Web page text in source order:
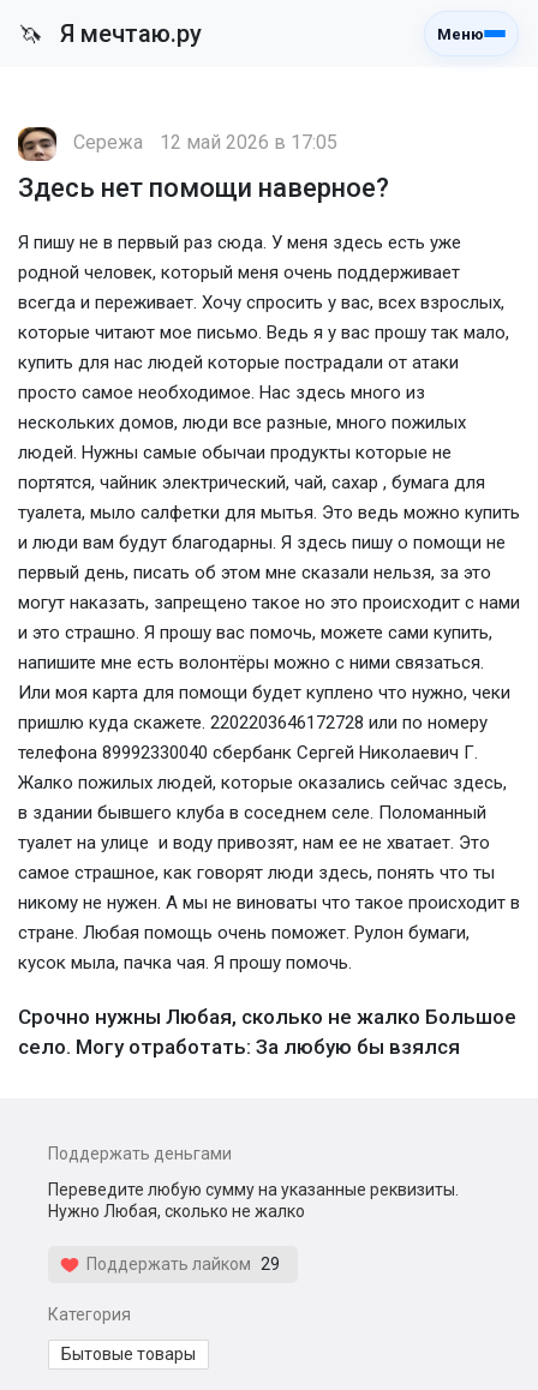
🦄 Я мечтаю.ру Меню
Сережа 12 май 2026 в 17:05
Здесь нет помощи наверное?
Я пишу не в первый раз сюда. У меня здесь есть уже
родной человек, который меня очень поддерживает
всегда и переживает. Хочу спросить у вас, всех взрослых,
которые читают мое письмо. Ведь я у вас прошу так мало,
купить для нас людей которые пострадали от атаки
просто самое необходимое. Нас здесь много из
нескольких домов, люди все разные, много пожилых
людей. Нужны самые обычаи продукты которые не
портятся, чайник электрический, чай, сахар , бумага для
туалета, мыло салфетки для мытья. Это ведь можно купить
и люди вам будут благодарны. Я здесь пишу о помощи не
первый день, писать об этом мне сказали нельзя, за это
могут наказать, запрещено такое но это происходит с нами
и это страшно. Я прошу вас помочь, можете сами купить,
напишите мне есть волонтёры можно с ними связаться.
Или моя карта для помощи будет куплено что нужно, чеки
пришлю куда скажете. 2202203646172728 или по номеру
телефона 89992330040 сбербанк Сергей Николаевич Г.
Жалко пожилых людей, которые оказались сейчас здесь,
в здании бывшего клуба в соседнем селе. Поломанный
туалет на улице и воду привозят, нам ее не хватает. Это
самое страшное, как говорят люди здесь, понять что ты
никому не нужен. А мы не виноваты что такое происходит в
стране. Любая помощь очень поможет. Рулон бумаги,
кусок мыла, пачка чая. Я прошу помочь.
Срочно нужны Любая, сколько не жалко Большое
село. Могу отработать: За любую бы взялся
Поддержать деньгами
Переведите любую сумму на указанные реквизиты.
Нужно Любая, сколько не жалко
Поддержать лайком 29
Категория
Бытовые товары